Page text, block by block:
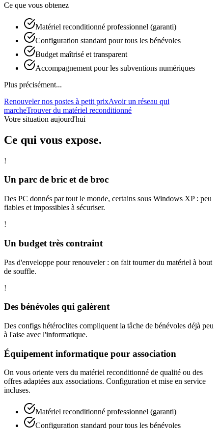
Ce que vous obtenez
Matériel reconditionné professionnel (garanti)
Configuration standard pour tous les bénévoles
Budget maîtrisé et transparent
Accompagnement pour les subventions numériques
Plus précisément...
Renouveler nos postes à petit prixAvoir un réseau qui
marcheTrouver du matériel reconditionné
Votre situation aujourd'hui
Ce qui vous expose.
!
Un parc de bric et de broc
Des PC donnés par tout le monde, certains sous Windows XP : peu
fiables et impossibles à sécuriser.
!
Un budget très contraint
Pas d'enveloppe pour renouveler : on fait tourner du matériel à bout
de souffle.
!
Des bénévoles qui galèrent
Des configs hétéroclites compliquent la tâche de bénévoles déjà peu
à l'aise avec l'informatique.
Équipement informatique pour association
On vous oriente vers du matériel reconditionné de qualité ou des
offres adaptées aux associations. Configuration et mise en service
incluses.
Matériel reconditionné professionnel (garanti)
Configuration standard pour tous les bénévoles